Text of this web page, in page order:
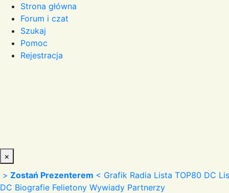
Strona główna
Forum i czat
Szukaj
Pomoc
Rejestracja
×
> Zostań Prezenterem < Grafik Radia Lista TOP80 DC
DC Biografie Felietony Wywiady Partnerzy